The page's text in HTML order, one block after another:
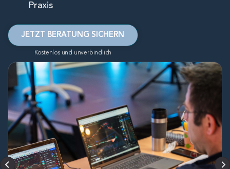
Praxis
JETZT BERATUNG SICHERN
Kostenlos und unverbindlich